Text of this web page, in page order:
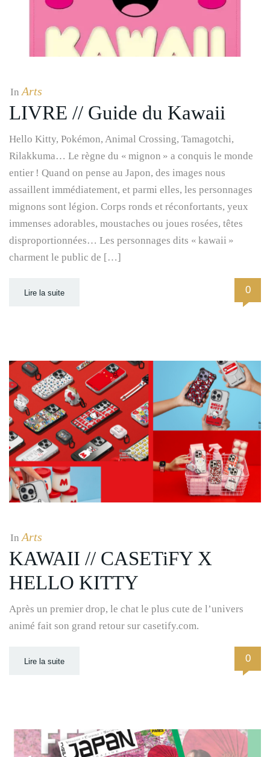
InArts
LIVRE // Guide du Kawaii
Hello Kitty, Pokémon, Animal Crossing, Tamagotchi,
Rilakkuma… Le règne du « mignon » a conquis le monde
entier ! Quand on pense au Japon, des images nous
assaillent immédiatement, et parmi elles, les personnages
mignons sont légion. Corps ronds et réconfortants, yeux
immenses adorables, moustaches ou joues rosées, têtes
disproportionnées… Les personnages dits « kawaii »
charment le public de […]
Lire la suite 0
InArts
KAWAII // CASETiFY X
HELLO KITTY
Après un premier drop, le chat le plus cute de l’univers
animé fait son grand retour sur casetify.com.
Lire la suite 0